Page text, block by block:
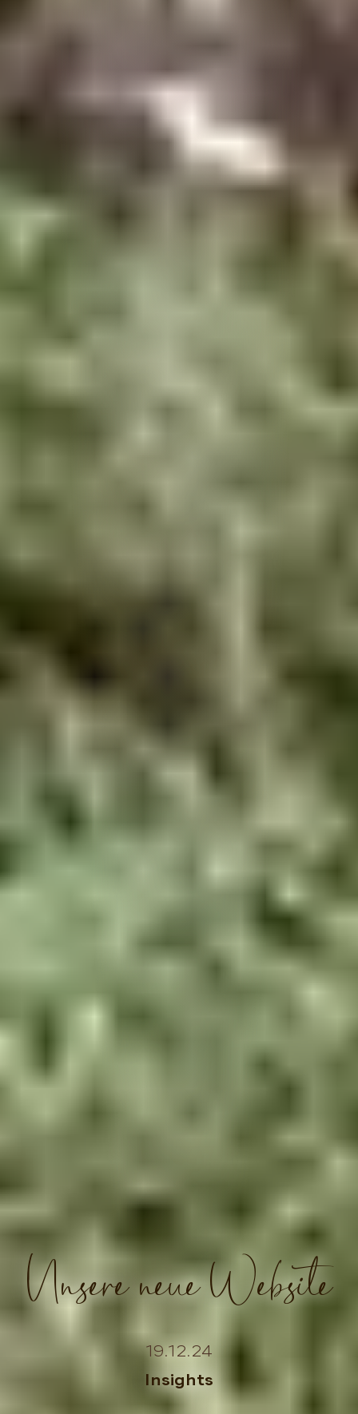
Unsere neue Website
19.12.24
Insights